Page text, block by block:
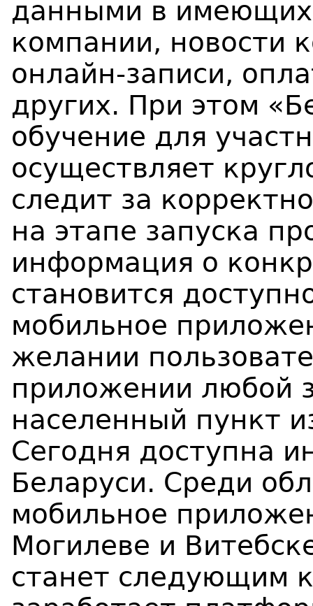
данными в
компании, новости
онлайн-записи,
других. При этом
обучение для
осуществляет
следит за
на этапе запуска
информация о
становится
мобильное
желании
приложении любой
населенный пункт
Сегодня доступна
Беларуси. Среди
мобильное
Могилеве и
станет следующим